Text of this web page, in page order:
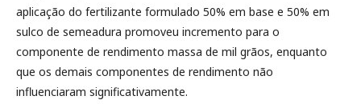
aplicação do fertilizante formulado 50% em base e 50% em
sulco de semeadura promoveu incremento para o
componente de rendimento massa de mil grãos, enquanto
que os demais componentes de rendimento não
influenciaram significativamente.